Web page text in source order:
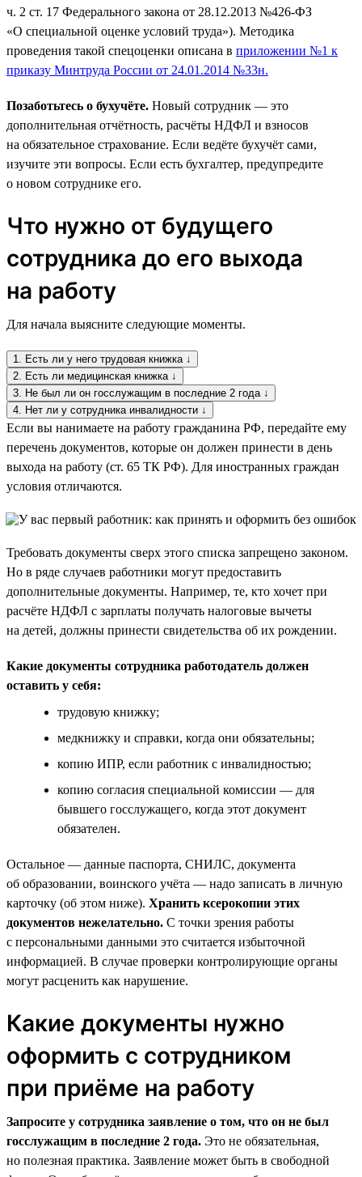
ч. 2 ст. 17 Федерального закона от 28.12.2013 №426-ФЗ
«О специальной оценке условий труда»). Методика
проведения такой спецоценки описана в приложении №1 к
приказу Минтруда России от 24.01.2014 №33н.
Позаботьтесь о бухучёте. Новый сотрудник — это
дополнительная отчётность, расчёты НДФЛ и взносов
на обязательное страхование. Если ведёте бухучёт сами,
изучите эти вопросы. Если есть бухгалтер, предупредите
о новом сотруднике его.
Что нужно от будущего
сотрудника до его выхода
на работу
Для начала выясните следующие моменты.
1. Есть ли у него трудовая книжка ↓
2. Есть ли медицинская книжка ↓
3. Не был ли он госслужащим в последние 2 года ↓
4. Нет ли у сотрудника инвалидности ↓
Если вы нанимаете на работу гражданина РФ, передайте ему
перечень документов, которые он должен принести в день
выхода на работу (ст. 65 ТК РФ). Для иностранных граждан
условия отличаются.
Требовать документы сверх этого списка запрещено законом.
Но в ряде случаев работники могут предоставить
дополнительные документы. Например, те, кто хочет при
расчёте НДФЛ с зарплаты получать налоговые вычеты
на детей, должны принести свидетельства об их рождении.
Какие документы сотрудника работодатель должен
оставить у себя:
трудовую книжку;
медкнижку и справки, когда они обязательны;
копию ИПР, если работник с инвалидностью;
копию согласия специальной комиссии — для
бывшего госслужащего, когда этот документ
обязателен.
Остальное — данные паспорта, СНИЛС, документа
об образовании, воинского учёта — надо записать в личную
карточку (об этом ниже). Хранить ксерокопии этих
документов нежелательно. С точки зрения работы
с персональными данными это считается избыточной
информацией. В случае проверки контролирующие органы
могут расценить как нарушение.
Какие документы нужно
оформить с сотрудником
при приёме на работу
Запросите у сотрудника заявление о том, что он не был
госслужащим в последние 2 года. Это не обязательная,
но полезная практика. Заявление может быть в свободной